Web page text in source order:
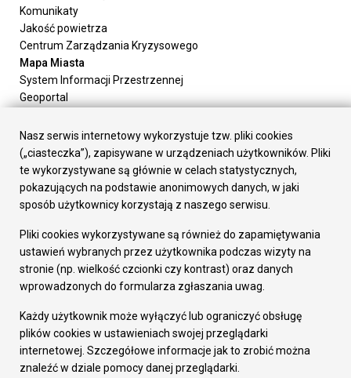
Komunikaty
Jakość powietrza
Centrum Zarządzania Kryzysowego
Mapa Miasta
System Informacji Przestrzennej
Geoportal
Załatw sprawę
Prezydent Miasta
Rada Miasta
Wydziały
Elektroniczna Skrzynka Podawcza
Gospodarka
Fundusze europejskie
Środki krajowe
Oferty inwestycyjne
Pozostałe
Deklaracja dostępności
Dane osobowe
Dodaj opinię o witrynie
Nasz serwis internetowy wykorzystuje tzw. pliki cookies
(„ciasteczka”), zapisywane w urządzeniach użytkowników. Pliki
te wykorzystywane są głównie w celach statystycznych,
pokazujących na podstawie anonimowych danych, w jaki
sposób użytkownicy korzystają z naszego serwisu.
Pliki cookies wykorzystywane są również do zapamiętywania
ustawień wybranych przez użytkownika podczas wizyty na
stronie (np. wielkość czcionki czy kontrast) oraz danych
wprowadzonych do formularza zgłaszania uwag.
Każdy użytkownik może wyłączyć lub ograniczyć obsługę
plików cookies w ustawieniach swojej przeglądarki
internetowej. Szczegółowe informacje jak to zrobić można
znaleźć w dziale pomocy danej przeglądarki.